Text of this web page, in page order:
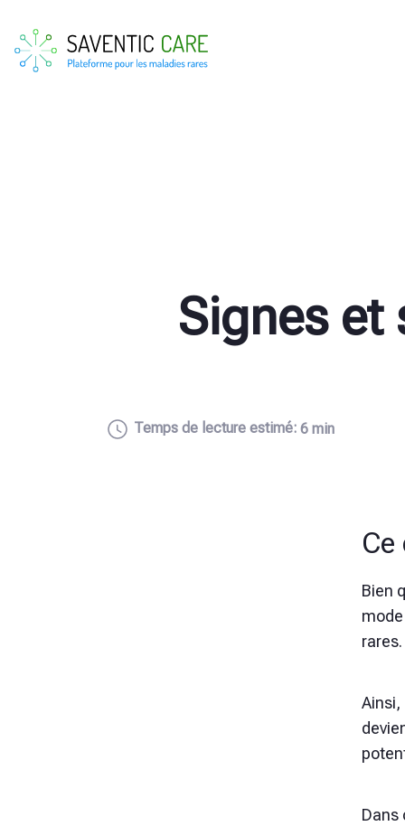
Signes et
Temps de lecture estimé: 6 min
Bien
rares.
Ainsi,
Dans